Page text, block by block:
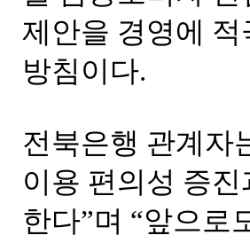
제안을 경영에
방침이다.
전북은행 관계자
이용 편의성 증
한다”며 “앞으로